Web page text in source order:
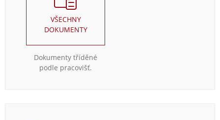
VŠECHNY
DOKUMENTY
Dokumenty tříděné
podle pracovišť.